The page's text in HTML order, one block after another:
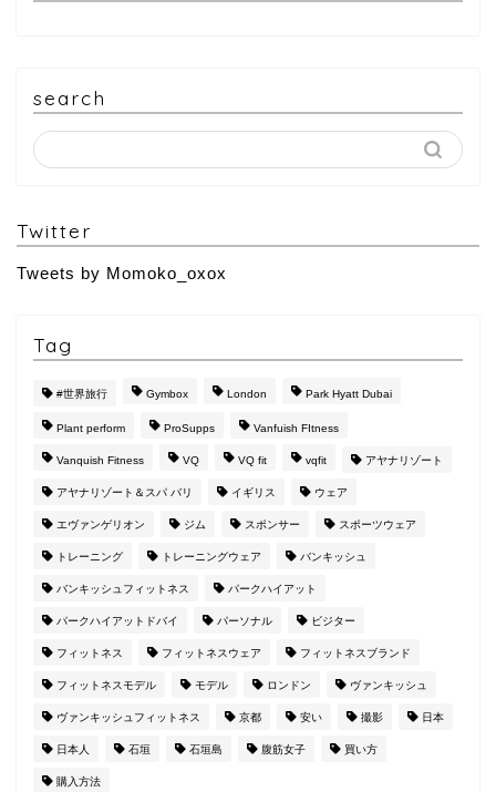
search
Twitter
Tweets by Momoko_oxox
Tag
#世界旅行 Gymbox London Park Hyatt Dubai
Plant perform ProSupps Vanfuish FItness
Vanquish Fitness VQ VQ fit vqfit アヤナリゾート
アヤナリゾート＆スパ バリ イギリス ウェア
エヴァンゲリオン ジム スポンサー スポーツウェア
トレーニング トレーニングウェア バンキッシュ
バンキッシュフィットネス パークハイアット
パークハイアットドバイ パーソナル ビジター
フィットネス フィットネスウェア フィットネスブランド
フィットネスモデル モデル ロンドン ヴァンキッシュ
ヴァンキッシュフィットネス 京都 安い 撮影 日本
日本人 石垣 石垣島 腹筋女子 買い方
購入方法